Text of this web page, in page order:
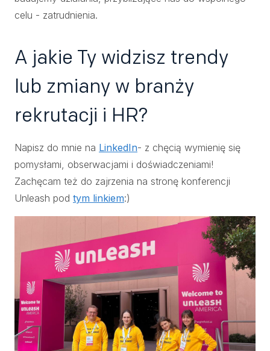
celu - zatrudnienia.
A jakie Ty widzisz trendy
lub zmiany w branży
rekrutacji i HR?
Napisz do mnie na LinkedIn- z chęcią wymienię się
pomysłami, obserwacjami i doświadczeniami!
Zachęcam też do zajrzenia na stronę konferencji
Unleash pod tym linkiem:)